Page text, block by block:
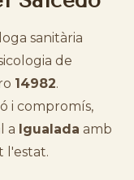
sanitària
de
14982.
i compromís,
a Igualada amb
l'estat.